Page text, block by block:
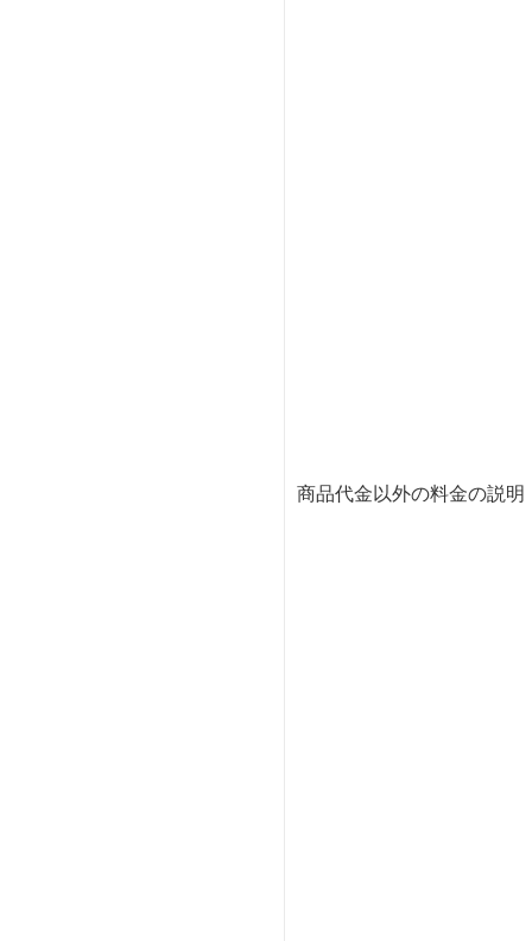
商品代金以外の料金の説明